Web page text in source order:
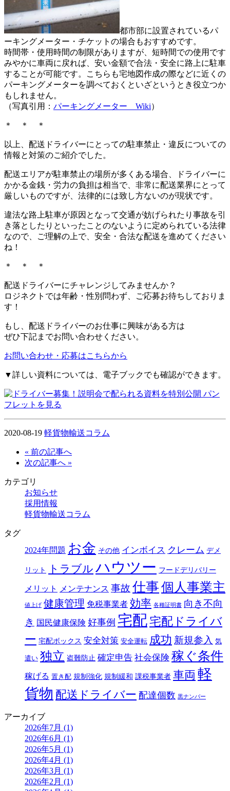
都市部に設置されているパ
ーキングメーター・チケットの場合もおすすめです。
時間帯・使用時間の制限がありますが、短時間での使用です
みやかに車両に戻れば、安い金額で合法・安全に路上に駐車
することが可能です。こちらも宅地図作成の際などに近くの
パーキングメーターを調べておくといざというとき役立つか
もしれません。
（写真引用： パーキングメーター Wiki）
＊ ＊ ＊
以上、配送ドライバーにとっての駐車禁止・違反についての
情報と対策のご紹介でした。
配送エリアが駐車禁止の場所が多くある場合、ドライバーに
かかる金銭・労力の負担は相当で、非常に配送業界にとって
厳しいものですが、法律的には致し方ないのが現状です。
違法な路上駐車が原因となって交通が妨げられたり事故を引
き落としたりといったことのないように定められている法律
なので、ご理解の上で、安全・合法な配送を進めてください
ね！
＊ ＊ ＊
配送ドライバーにチャレンジしてみませんか？
ロジネクトでは年齢・性別問わず、ご応募お待ちしておりま
す！
もし、配送ドライバーのお仕事に興味がある方は
ぜひ下記までお問い合わせください。
お問い合わせ・応募はこちらから
▼詳しい資料については、電子ブックでも確認ができます。
2020-08-19 軽貨物輸送コラム
« 前の記事へ
次の記事へ »
カテゴリ
お知らせ
採用情報
軽貨物輸送コラム
タグ
2024年問題 お金 その他 インボイス クレーム デメ
リット トラブル ハウツー フードデリバリー
メリット メンテナンス 事故 仕事個人事業主
値上げ 健康管理 免税事業者 効率 各種証明書 向き不向
き 国民健康保険 好事例 宅配宅配ドライバ
ー 宅配ボックス 安全対策 安全運転 成功 新規参入 気
遣い 独立 盗難防止 確定申告 社会保険 稼ぐ条件
稼げる 置き配 規制強化 規制緩和 課税事業者 車両 軽
貨物 配送ドライバー 配達個数 黒ナンバー
アーカイブ
2026年7月 (1)
2026年6月 (1)
2026年5月 (1)
2026年4月 (1)
2026年3月 (1)
2026年2月 (1)